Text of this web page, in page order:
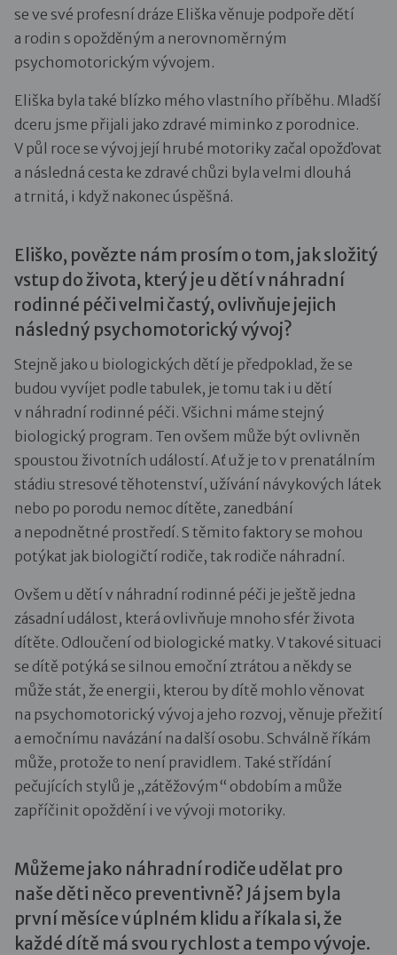
se ve své profesní dráze Eliška věnuje podpoře dětí
a rodin s opožděným a nerovnoměrným
psychomotorickým vývojem.
Eliška byla také blízko mého vlastního příběhu. Mladší
dceru jsme přijali jako zdravé miminko z porodnice.
V půl roce se vývoj její hrubé motoriky začal opožďovat
a následná cesta ke zdravé chůzi byla velmi dlouhá
a trnitá, i když nakonec úspěšná.
Eliško, povězte nám prosím o tom, jak složitý
vstup do života, který je u dětí v náhradní
rodinné péči velmi častý, ovlivňuje jejich
následný psychomotorický vývoj?
Stejně jako u biologických dětí je předpoklad, že se
budou vyvíjet podle tabulek, je tomu tak i u dětí
v náhradní rodinné péči. Všichni máme stejný
biologický program. Ten ovšem může být ovlivněn
spoustou životních událostí. Ať už je to v prenatálním
stádiu stresové těhotenství, užívání návykových látek
nebo po porodu nemoc dítěte, zanedbání
a nepodnětné prostředí. S těmito faktory se mohou
potýkat jak biologičtí rodiče, tak rodiče náhradní.
Ovšem u dětí v náhradní rodinné péči je ještě jedna
zásadní událost, která ovlivňuje mnoho sfér života
dítěte. Odloučení od biologické matky. V takové situaci
se dítě potýká se silnou emoční ztrátou a někdy se
může stát, že energii, kterou by dítě mohlo věnovat
na psychomotorický vývoj a jeho rozvoj, věnuje přežití
a emočnímu navázání na další osobu. Schválně říkám
může, protože to není pravidlem. Také střídání
pečujících stylů je „zátěžovým“ obdobím a může
zapříčinit opoždění i ve vývoji motoriky.
Můžeme jako náhradní rodiče udělat pro
naše děti něco preventivně? Já jsem byla
první měsíce v úplném klidu a říkala si, že
každé dítě má svou rychlost a tempo vývoje.